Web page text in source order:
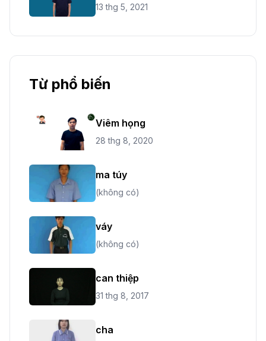
13 thg 5, 2021
Từ phổ biến
Viêm họng
28 thg 8, 2020
ma túy
(không có)
váy
(không có)
can thiệp
31 thg 8, 2017
cha